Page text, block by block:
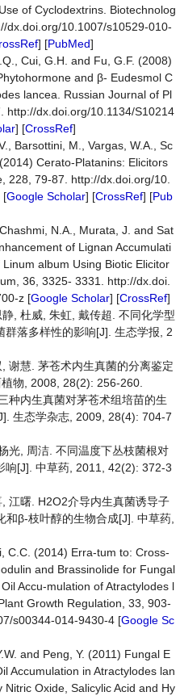
of Cyclodextrins. Biotechnolog
dx.doi.org/10.1007/s10529-010-
] [PubMed]
Cui, G.H. and Fu, G.F. (2008)
and β- Eudesmol C
lancea. Russian Journal of Pl
http://dx.doi.org/10.1134/S10214
] [CrossRef]
Barsottini, M., Vargas, W.A., Sc
Cerato-Platanins: Elicitors
228, 79-87. http://dx.doi.org/10.
[Google Scholar] [CrossRef] [Pub
N.A., Murata, J. and Sat
of Lignan Accumulati
album Using Biotic Elicitor
36, 3325- 3331. http://dx.doi.
z [Google Scholar] [CrossRef]
, 杜威, 朱虹, 戴传超. 不同化学型
群落多样性的影响[J]. 生态学报, 2
谢慧. 茅苍术内生真菌的分离鉴定
物, 2008, 28(2): 256-260.
种内生真菌对茅苍术组培苗的生
生态学杂志, 2009, 28(4): 704-7
光, 周洁. 不同温度下丛枝菌根对
响[J]. 中草药, 2011, 42(2): 372-3
江曙. H2O2介导内生真菌诱导子
β-枝叶醇的生物合成[J]. 中草药,
C.C. (2014) Erra-tum to: Cross-
and Brassinolide for Fungal
Accu-mulation of Atractylodes l
Growth Regulation, 33, 903-
s00344-014-9430-4 [Google Sc
and Peng, Y. (2011) Fungal E
Accumulation in Atractylodes lan
Oxide, Salicylic Acid and Hy